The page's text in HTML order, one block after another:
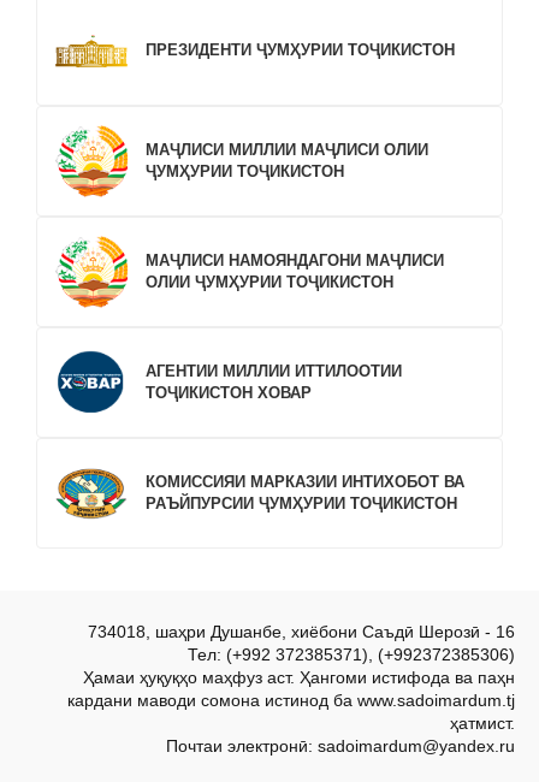
ПРЕЗИДЕНТИ ҶУМҲУРИИ ТОҶИКИСТОН
МАҶЛИСИ МИЛЛИИ МАҶЛИСИ ОЛИИ
ҶУМҲУРИИ ТОҶИКИСТОН
МАҶЛИСИ НАМОЯНДАГОНИ МАҶЛИСИ
ОЛИИ ҶУМҲУРИИ ТОҶИКИСТОН
АГЕНТИИ МИЛЛИИ ИТТИЛООТИИ
ТОҶИКИСТОН ХОВАР
КОМИССИЯИ МАРКАЗИИ ИНТИХОБОТ ВА
РАЪЙПУРСИИ ҶУМҲУРИИ ТОҶИКИСТОН
734018, шаҳри Душанбе, хиёбони Саъдӣ Шерозӣ - 16
Тел: (+992 372385371), (+992372385306)
Ҳамаи ҳуқуқҳо маҳфуз аст. Ҳангоми истифода ва паҳн
кардани маводи сомона истинод ба www.sadoimardum.tj
ҳатмист.
Почтаи электронӣ: sadoimardum@yandex.ru